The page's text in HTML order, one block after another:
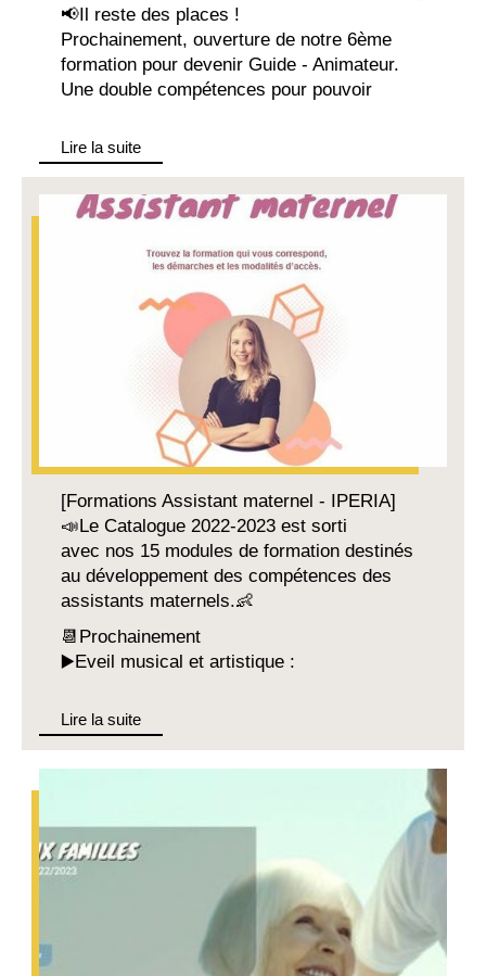
📢Il reste des places !
Prochainement, ouverture de notre 6ème
formation pour devenir Guide - Animateur.
Une double compétences pour pouvoir
Lire la suite
[Formations Assistant maternel - IPERIA]
📣Le Catalogue 2022-2023 est sorti
avec nos 15 modules de formation destinés
au développement des compétences des
assistants maternels.👶
📆Prochainement
▶️Eveil musical et artistique :
Lire la suite